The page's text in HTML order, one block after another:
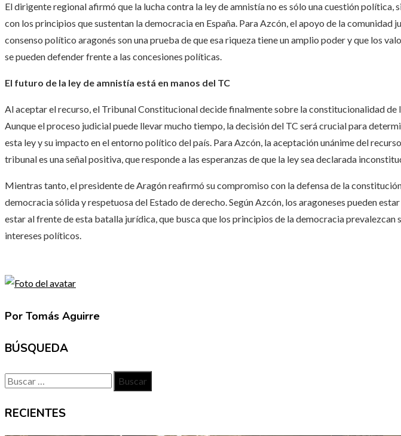
El dirigente regional afirmó que la lucha contra la ley de amnistía no es sólo una cuestión política,
con los principios que sustentan la democracia en España. Para Azcón, el apoyo de la comunidad
consenso político aragonés son una prueba de que esa riqueza tiene un amplio poder y que los
se pueden defender frente a las concesiones políticas.
El futuro de la ley de amnistía está en manos del TC
Al aceptar el recurso, el Tribunal Constitucional decide finalmente sobre la constitucionalidad de
Aunque el proceso judicial puede llevar mucho tiempo, la decisión del TC será crucial para
esta ley y su impacto en el entorno político del país. Para Azcón, la aceptación unánime del
tribunal es una señal positiva, que responde a las esperanzas de que la ley sea declarada
Mientras tanto, el presidente de Aragón reafirmó su compromiso con la defensa de la
democracia sólida y respetuosa del Estado de derecho. Según Azcón, los aragoneses pueden
estar al frente de esta batalla jurídica, que busca que los principios de la democracia prevalezcan
intereses políticos.
Por Tomás Aguirre
BÚSQUEDA
Buscar:
RECIENTES